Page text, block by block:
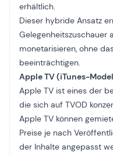
erhältlich.
Dieser hybride Ansatz
Gelegenheitszuschauer
monetarisieren, ohne
beeinträchtigen.
Apple TV (iTunes-
Apple TV ist eines der
die sich auf TVOD
Apple TV können
Preise je nach
der Inhalte angepasst